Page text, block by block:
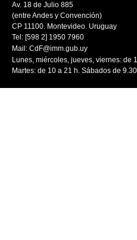
Av. 18 de Julio 885
(entre Andes y Convención)
CP 11100. Montevideo. Uruguay
Tel: [598 2] 1950 7960
Mail: CdF@imm.gub.uy
Lunes, miércoles, jueves, viernes: de
Martes: de 10 a 21 h. Sábados de